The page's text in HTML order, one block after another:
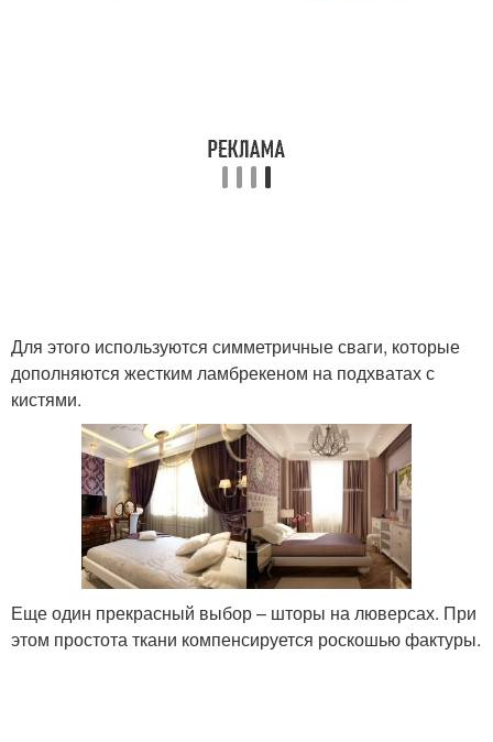
Для этого используются симметричные сваги, которые
дополняются жестким ламбрекеном на подхватах с
кистями.
Еще один прекрасный выбор – шторы на люверсах. При
этом простота ткани компенсируется роскошью фактуры.